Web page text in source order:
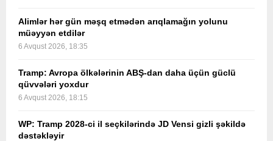
Alimlər hər gün məşq etmədən arıqlamağın yolunu
müəyyən etdilər
6 Avqust 2026, 18:35
Tramp: Avropa ölkələrinin ABŞ-dan daha üçün güclü
qüvvələri yoxdur
6 Avqust 2026, 18:15
WP: Tramp 2028-ci il seçkilərində JD Vensi gizli şəkildə
dəstəkləyir